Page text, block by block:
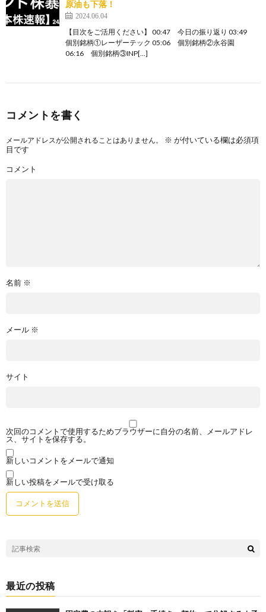
原油も下落！
2024.06.04
【目次をご活用ください】 00:47 今日の振り返り 03:49
個別銘柄①レーザーテック 05:06 個別銘柄②永谷園
06:16 個別銘柄③INP[…]
コメントを書く
メールアドレスが公開されることはありません。 ※ が付いている欄は必須項
目です
コメント
名前 ※
メール ※
サイト
次回のコメントで使用するためブラウザーに自分の名前、メールアドレ
ス、サイトを保存する。
新しいコメントをメールで通知
新しい投稿をメールで受け取る
最近の投稿